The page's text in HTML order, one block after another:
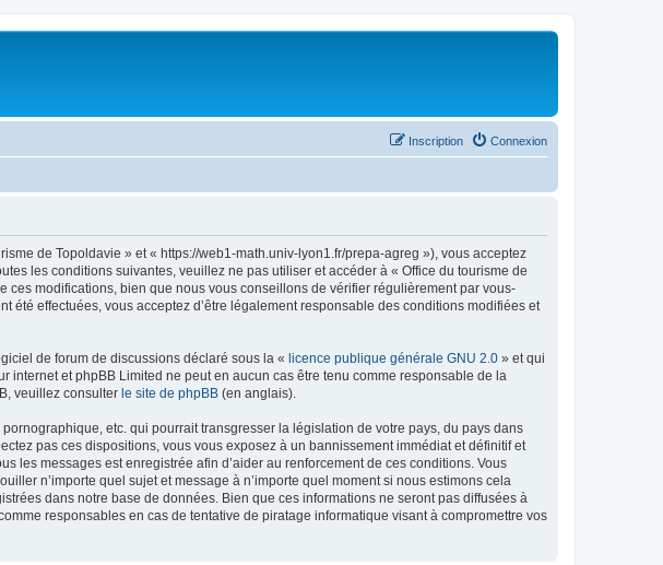
Connexion
Inscription
de Topoldavie » et « https://web1-math.univ-lyon1.fr/prepa-agreg »), vous acceptez
les conditions suivantes, veuillez ne pas utiliser et accéder à « Office du tourisme de
modifications, bien que nous vous conseillons de vérifier régulièrement par vous-
effectuées, vous acceptez d’être légalement responsable des conditions modifiées et
de forum de discussions déclaré sous la « licence publique générale GNU 2.0 » et qui
et phpBB Limited ne peut en aucun cas être tenu comme responsable de la
veuillez consulter le site de phpBB (en anglais).
etc. qui pourrait transgresser la législation de votre pays, du pays dans
pas ces dispositions, vous vous exposez à un bannissement immédiat et définitif et
les messages est enregistrée afin d’aider au renforcement de ces conditions. Vous
n’importe quel sujet et message à n’importe quel moment si nous estimons cela
dans notre base de données. Bien que ces informations ne seront pas diffusées à
responsables en cas de tentative de piratage informatique visant à compromettre vos